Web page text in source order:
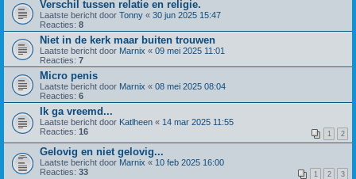
Verschil tussen relatie en religie.
Laatste bericht door Tonny « 30 jun 2025 15:47
Reacties: 8
Niet in de kerk maar buiten trouwen
Laatste bericht door Marnix « 09 mei 2025 11:01
Reacties: 7
Micro penis
Laatste bericht door Marnix « 08 mei 2025 08:04
Reacties: 6
Ik ga vreemd...
Laatste bericht door Katlheen « 14 mar 2025 11:55
Reacties: 16 1 2
Gelovig en niet gelovig...
Laatste bericht door Marnix « 10 feb 2025 16:00
Reacties: 33 1 2 3